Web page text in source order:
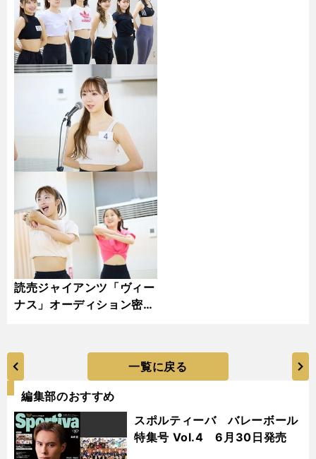
読売ジャイアンツ「ヴィー
ナス」オーディション密着
一覧に戻る
編集部のおすすめ
スポルティーバ バレーボール
特集号 Vol.4 6月30日発売